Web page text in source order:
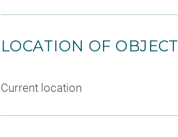
LOCATION OF OBJECT
Current location